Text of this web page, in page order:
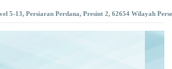
5-13, Persiaran Perdana, Presint 2, 62654 Wilayah